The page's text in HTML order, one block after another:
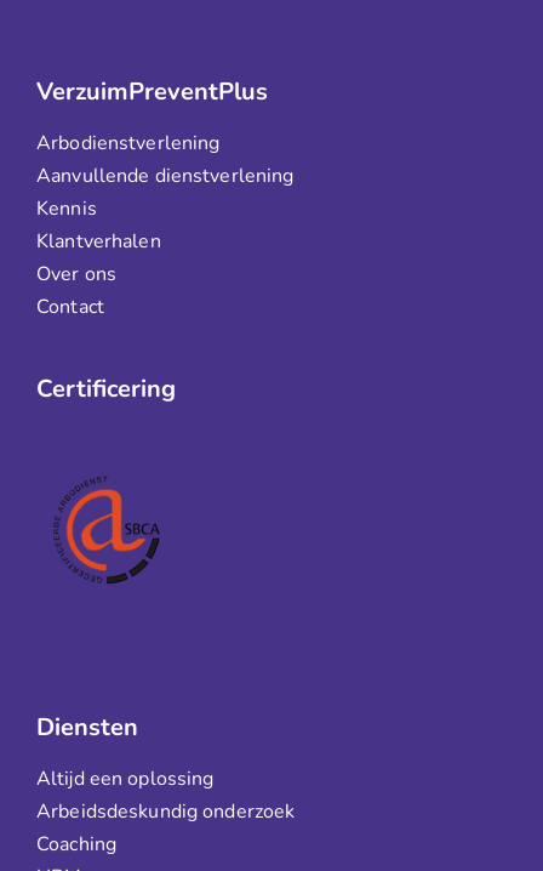
VerzuimPreventPlus
Arbodienstverlening
Aanvullende dienstverlening
Kennis
Klantverhalen
Over ons
Contact
Certificering
Diensten
Altijd een oplossing
Arbeidsdeskundig onderzoek
Coaching